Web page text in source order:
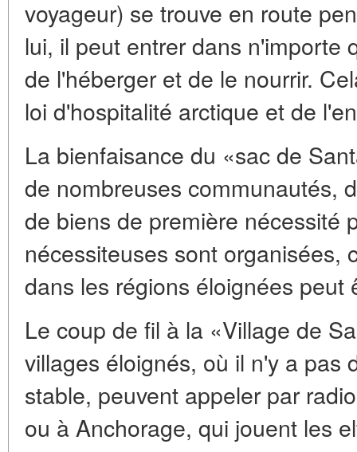
voyageur) se trouve en route
lui, il peut entrer dans n'importe
de l'héberger et de le nourrir.
loi d'hospitalité arctique et de
La bienfaisance du «sac de
de nombreuses communautés,
de biens de première nécessité
nécessiteuses sont organisées,
dans les régions éloignées peut
Le coup de fil à la «Village de
villages éloignés, où il n'y a pas
stable, peuvent appeler par
ou à Anchorage, qui jouent les